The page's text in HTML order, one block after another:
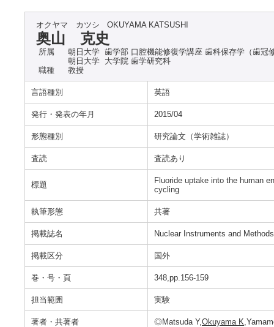
オクヤマ カツシ OKUYAMA KATSUSHI
奥山 克史
所属
朝日大学 歯学部 口腔機能修復学講座 歯科保存学（歯冠
朝日大学 大学院 歯学研究科
職種
教授
言語種別 英語
発行・発表の年月 2015/04
形態種別 研究論文（学術雑誌）
査読 査読あり
標題
Fluoride uptake into the human
cycling
執筆形態 共著
掲載誌名 Nuclear Instruments and
掲載区分 国外
巻・号・頁 348,pp.156-159
担当範囲 実験
著者・共著者 ◎Matsuda Y,Okuyama K